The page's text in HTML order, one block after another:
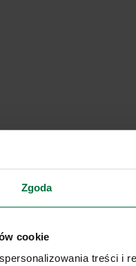
Zgoda
cookie
treści i